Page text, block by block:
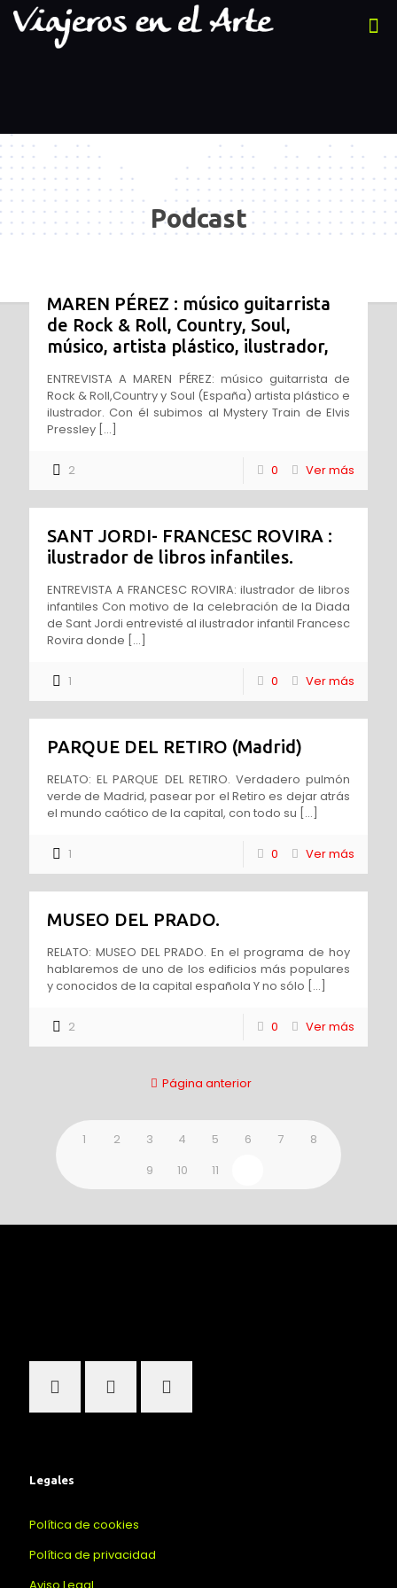
Podcast
MAREN PÉREZ : músico guitarrista
de Rock & Roll, Country, Soul,
músico, artista plástico, ilustrador,
ENTREVISTA A MAREN PÉREZ: músico guitarrista de
Rock & Roll,Country y Soul (España) artista plástico e
ilustrador. Con él subimos al Mystery Train de Elvis
Pressley […]
2 0 Ver más
SANT JORDI- FRANCESC ROVIRA :
ilustrador de libros infantiles.
ENTREVISTA A FRANCESC ROVIRA: ilustrador de libros
infantiles Con motivo de la celebración de la Diada
de Sant Jordi entrevisté al ilustrador infantil Francesc
Rovira donde […]
1 0 Ver más
PARQUE DEL RETIRO (Madrid)
RELATO: EL PARQUE DEL RETIRO. Verdadero pulmón
verde de Madrid, pasear por el Retiro es dejar atrás
el mundo caótico de la capital, con todo su […]
1 0 Ver más
MUSEO DEL PRADO.
RELATO: MUSEO DEL PRADO. En el programa de hoy
hablaremos de uno de los edificios más populares
y conocidos de la capital española Y no sólo […]
2 0 Ver más
Página anterior
1 2 3 4 5 6 7
8
9
10 11
Legales
Política de cookies
Política de privacidad